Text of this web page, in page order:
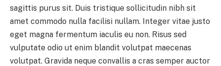
sagittis purus sit. Duis tristique sollicitudin nibh sit
amet commodo nulla facilisi nullam. Integer vitae justo
eget magna fermentum iaculis eu non. Risus sed
vulputate odio ut enim blandit volutpat maecenas
volutpat. Gravida neque convallis a cras semper auctor